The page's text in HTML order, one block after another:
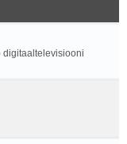
digitaaltelevisiooni